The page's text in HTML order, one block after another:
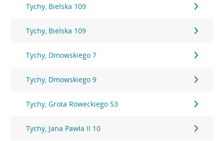
Tychy, Bielska 109
Tychy, Bielska 109
Tychy, Dmowskiego 7
Tychy, Dmowskiego 9
Tychy, Grota Roweckiego 53
Tychy, Jana Pawła II 10